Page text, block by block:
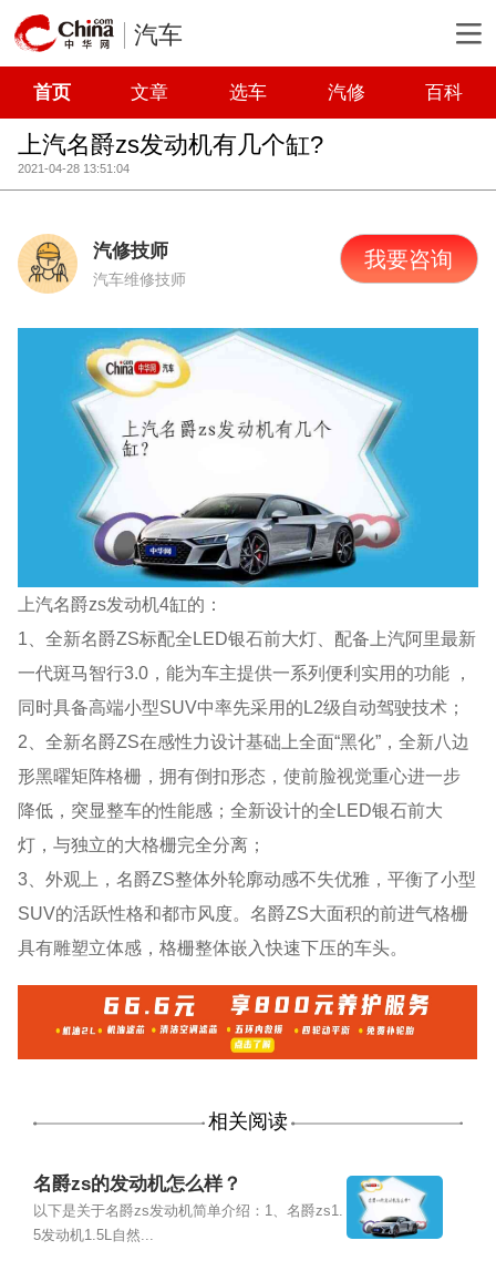
汽车
首页 文章 选车 汽修 百科
上汽名爵zs发动机有几个缸?
2021-04-28 13:51:04
汽修技师
汽车维修技师
我要咨询
上汽名爵zs发动机4缸的：
1、全新名爵ZS标配全LED银石前大灯、配备上汽阿里最新
一代斑马智行3.0，能为车主提供一系列便利实用的功能 ，
同时具备高端小型SUV中率先采用的L2级自动驾驶技术；
2、全新名爵ZS在感性力设计基础上全面“黑化”，全新八边
形黑曜矩阵格栅，拥有倒扣形态，使前脸视觉重心进一步
降低，突显整车的性能感；全新设计的全LED银石前大
灯，与独立的大格栅完全分离；
3、外观上，名爵ZS整体外轮廓动感不失优雅，平衡了小型
SUV的活跃性格和都市风度。名爵ZS大面积的前进气格栅
具有雕塑立体感，格栅整体嵌入快速下压的车头。
相关阅读
名爵zs的发动机怎么样？
以下是关于名爵zs发动机简单介绍：1、名爵zs1.
5发动机1.5L自然...